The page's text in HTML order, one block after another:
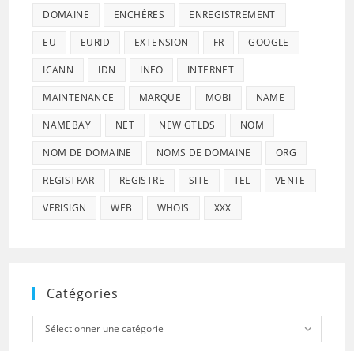
DOMAINE ENCHÈRES ENREGISTREMENT
EU EURID EXTENSION FR GOOGLE
ICANN IDN INFO INTERNET
MAINTENANCE MARQUE MOBI NAME
NAMEBAY NET NEW GTLDS NOM
NOM DE DOMAINE NOMS DE DOMAINE ORG
REGISTRAR REGISTRE SITE TEL VENTE
VERISIGN WEB WHOIS XXX
Catégories
Catégories
Sélectionner une catégorie